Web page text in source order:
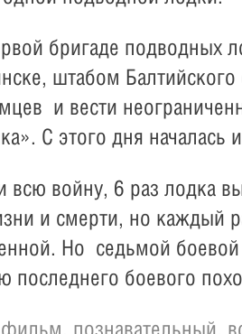
бригаде подводных
штабом
и вести
С этого дня
войну, 6 раз лодка
и смерти, но каждый
Но седьмой
последнего боевого
фильм, познавательный,